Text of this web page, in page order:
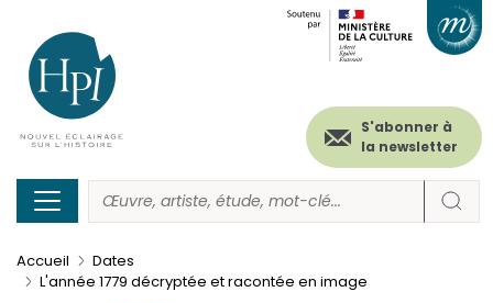
contenu
principal
Menu
secondaire
(header)
S'abonner à
la newsletter
Accueil
Dates
L'année 1779 décryptée et racontée en image